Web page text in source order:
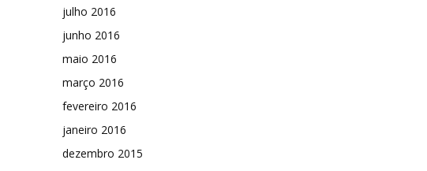
julho 2016
junho 2016
maio 2016
março 2016
fevereiro 2016
janeiro 2016
dezembro 2015